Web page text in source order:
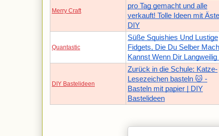
Merry Craft
pro Tag gemacht und alle
verkauft! Tolle Ideen mit
DIY
Quantastic
Süße Squishies Und Lustige
Fidgets, Die Du Selber
Kannst Wenn Dir Langweilig
DIY Bastelideen
Zurück in die Schule: Katze-
Lesezeichen basteln 🐱 -
Basteln mit papier | DIY
Bastelideen